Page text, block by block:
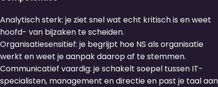
Analytisch sterk: je ziet snel wat echt kritisch is en weet
hoofd- van bijzaken te scheiden.
Organisatiesensitief: je begrijpt hoe NS als organisatie
werkt en weet je aanpak daarop af te stemmen.
Communicatief vaardig: je schakelt soepel tussen IT-
specialisten, management en directie en past je taal aan